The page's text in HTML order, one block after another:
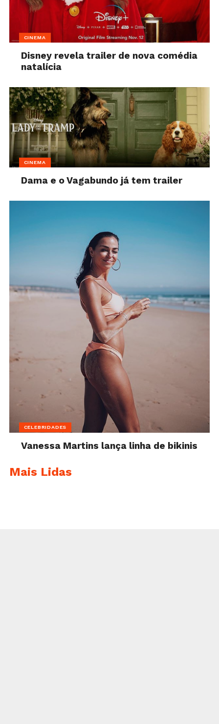
CINEMA
Disney revela trailer de nova comédia
natalícia
CINEMA
Dama e o Vagabundo já tem trailer
CELEBRIDADES
Vanessa Martins lança linha de bikinis
Mais Lidas